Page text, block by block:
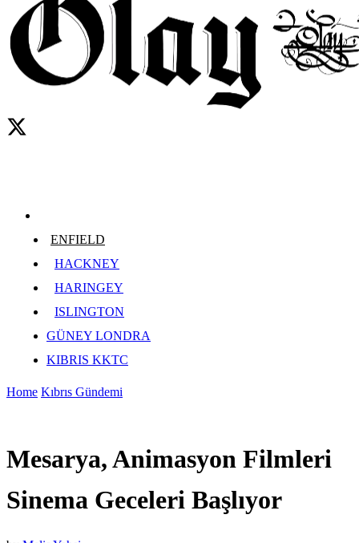
ENFIELD
HACKNEY
HARINGEY
ISLINGTON
GÜNEY LONDRA
KIBRIS KKTC
Home Kıbrıs Gündemi
Mesarya, Animasyon Filmleri
Sinema Geceleri Başlıyor